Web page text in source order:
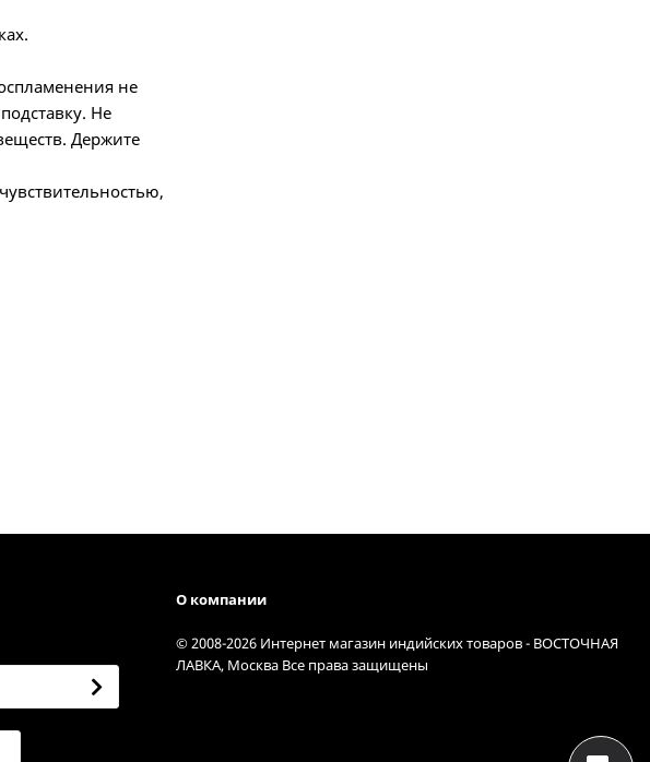
не
Не
Держите
О компании
© 2008-2026 Интернет магазин индийских товаров - ВОСТОЧНАЯ
ЛАВКА, Москва Все права защищены